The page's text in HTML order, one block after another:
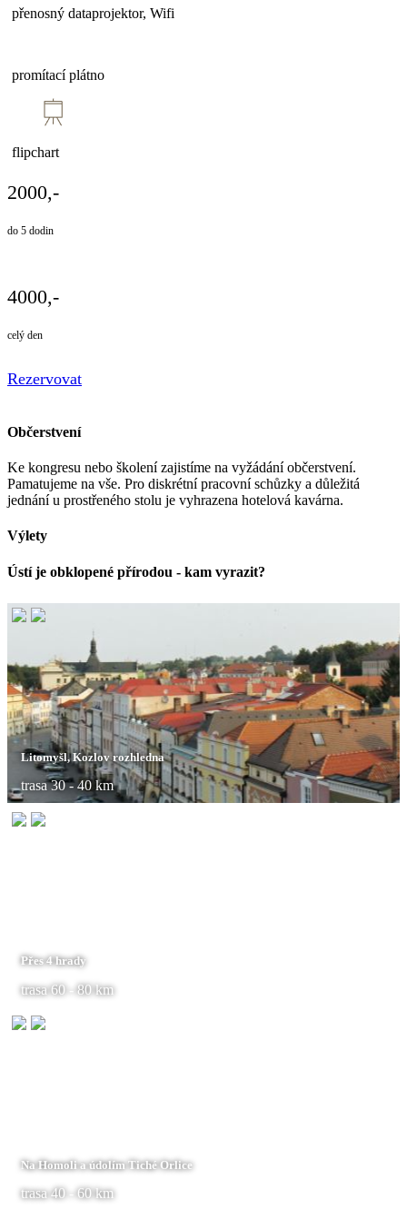
přenosný dataprojektor, Wifi
promítací plátno
flipchart
2000,-
do 5 dodin
4000,-
celý den
Rezervovat
Občerstvení
Ke kongresu nebo školení zajistíme na vyžádání občerstvení.
Pamatujeme na vše. Pro diskrétní pracovní schůzky a důležitá
jednání u prostřeného stolu je vyhrazena hotelová kavárna.
Výlety
Ústí je obklopené přírodou - kam vyrazit?
Litomyšl, Kozlov rozhledna
trasa 30 - 40 km
Přes 4 hrady
trasa 60 - 80 km
Na Homoli a údolím Tiché Orlice
trasa 40 - 60 km